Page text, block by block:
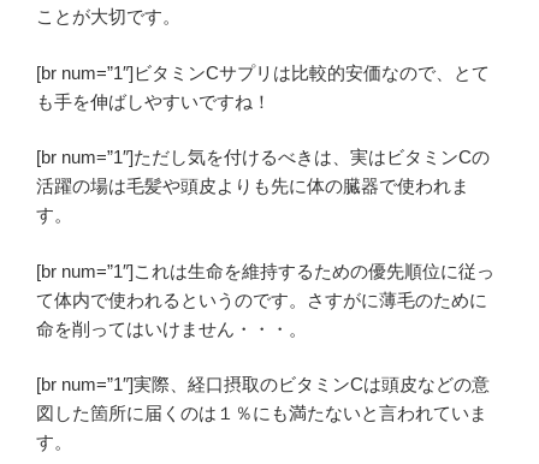
ことが大切です。
[br num=”1″]ビタミンCサプリは比較的安価なので、とて
も手を伸ばしやすいですね！
[br num=”1″]ただし気を付けるべきは、実はビタミンCの
活躍の場は毛髪や頭皮よりも先に体の臓器で使われま
す。
[br num=”1″]これは生命を維持するための優先順位に従っ
て体内で使われるというのです。さすがに薄毛のために
命を削ってはいけません・・・。
[br num=”1″]実際、経口摂取のビタミンCは頭皮などの意
図した箇所に届くのは１％にも満たないと言われていま
す。